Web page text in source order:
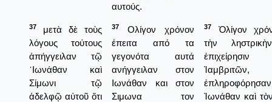
αυτούς.
37
μετὰ δὲ τοὺς
λόγους τούτους
ἀπήγγειλαν τῷ
᾿Ιωνάθαν καὶ
Σίμωνι τῷ
ἀδελφῷ αὐτοῦ ὅτι
37
Ολίγον χρόνον
έπειτα από τα
γεγονότα αυτά
ανήγγειλαν στον
Ιωνάθαν και στον
Σιμωνα τον
37
Ὀλίγον
τὴν
Ἰαμβριτῶν,
Ἰωνάθαν καὶ